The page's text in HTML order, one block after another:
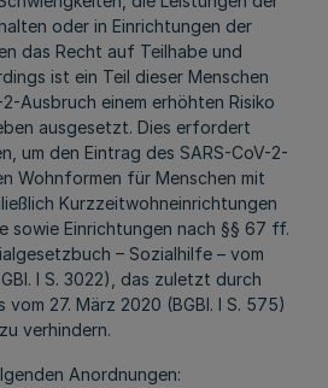
oder in Einrichtungen der
das Recht auf Teilhabe und
ist ein Teil dieser Menschen
Ausbruch einem erhöhten Risiko
ausgesetzt. Dies erfordert
um den Eintrag des SARS-CoV-2-
Wohnformen für Menschen mit
Kurzzeitwohneinrichtungen
sowie Einrichtungen nach §§ 67 ff.
– Sozialhilfe – vom
I S. 3022), das zuletzt durch
27. März 2020 (BGBl. I S. 575)
verhindern.
Anordnungen: